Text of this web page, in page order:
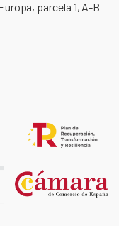
parcela 1, A-B